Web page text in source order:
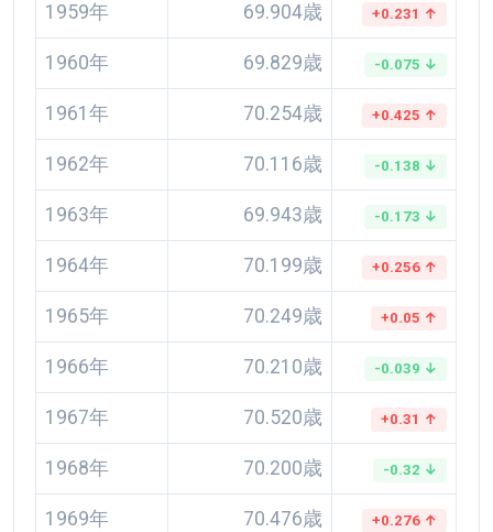
1959年 69.904歳 +0.231 ↑
1960年 69.829歳 -0.075 ↓
1961年 70.254歳 +0.425 ↑
1962年 70.116歳 -0.138 ↓
1963年 69.943歳 -0.173 ↓
1964年 70.199歳 +0.256 ↑
1965年 70.249歳 +0.05 ↑
1966年 70.210歳 -0.039 ↓
1967年 70.520歳 +0.31 ↑
1968年 70.200歳 -0.32 ↓
1969年 70.476歳 +0.276 ↑